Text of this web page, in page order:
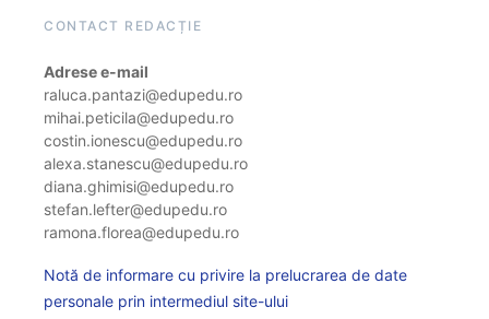
CONTACT REDACȚIE
Adrese e-mail
raluca.pantazi@edupedu.ro
mihai.peticila@edupedu.ro
costin.ionescu@edupedu.ro
alexa.stanescu@edupedu.ro
diana.ghimisi@edupedu.ro
stefan.lefter@edupedu.ro
ramona.florea@edupedu.ro
Notă de informare cu privire la prelucrarea de date
personale prin intermediul site-ului